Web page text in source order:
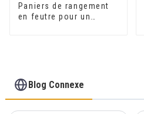
Paniers de rangement
en feutre pour un
Blog Connexe